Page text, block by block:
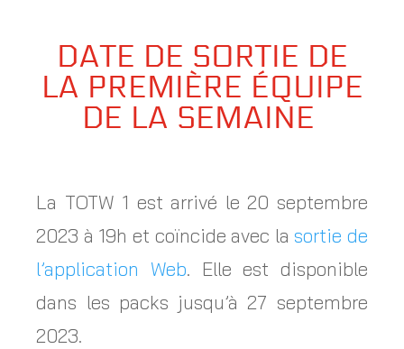
DATE DE SORTIE DE
LA PREMIÈRE ÉQUIPE
DE LA SEMAINE
La TOTW 1 est arrivé le 20 septembre
2023 à 19h et coïncide avec la sortie de
l’application Web. Elle est disponible
dans les packs jusqu’à 27 septembre
2023.